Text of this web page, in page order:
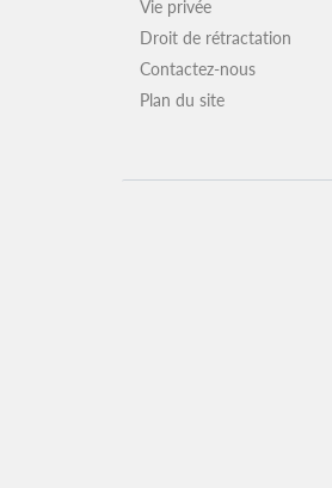
Vie privée
Droit de rétractation
Contactez-nous
Plan du site